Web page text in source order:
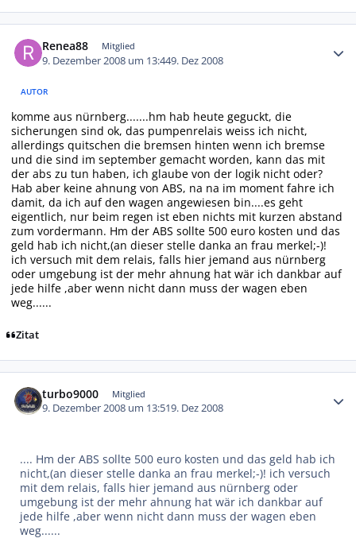
Renea88 Mitglied
9. Dezember 2008 um 13:449. Dez 2008
AUTOR
komme aus nürnberg.......hm hab heute geguckt, die
sicherungen sind ok, das pumpenrelais weiss ich nicht,
allerdings quitschen die bremsen hinten wenn ich bremse
und die sind im september gemacht worden, kann das mit
der abs zu tun haben, ich glaube von der logik nicht oder?
Hab aber keine ahnung von ABS, na na im moment fahre ich
damit, da ich auf den wagen angewiesen bin....es geht
eigentlich, nur beim regen ist eben nichts mit kurzen abstand
zum vordermann. Hm der ABS sollte 500 euro kosten und das
geld hab ich nicht,(an dieser stelle danka an frau merkel;-)!
ich versuch mit dem relais, falls hier jemand aus nürnberg
oder umgebung ist der mehr ahnung hat wär ich dankbar auf
jede hilfe ,aber wenn nicht dann muss der wagen eben
weg......
Zitat
turbo9000 Mitglied
9. Dezember 2008 um 13:519. Dez 2008
.... Hm der ABS sollte 500 euro kosten und das geld hab ich
nicht,(an dieser stelle danka an frau merkel;-)! ich versuch
mit dem relais, falls hier jemand aus nürnberg oder
umgebung ist der mehr ahnung hat wär ich dankbar auf
jede hilfe ,aber wenn nicht dann muss der wagen eben
weg......